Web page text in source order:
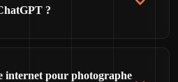
?
internet pour photographe